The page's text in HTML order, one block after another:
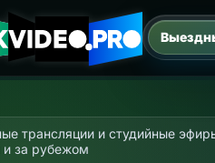
трансляции и студийные
и за рубежом